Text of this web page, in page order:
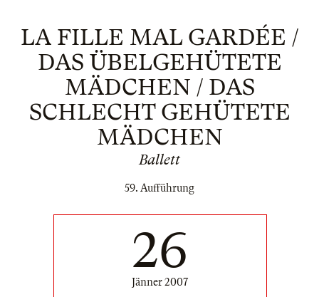
LA FILLE MAL GARDÉE /
DAS ÜBELGEHÜTETE
MÄDCHEN / DAS
SCHLECHT GEHÜTETE
MÄDCHEN
Ballett
59. Aufführung
26
Jänner 2007